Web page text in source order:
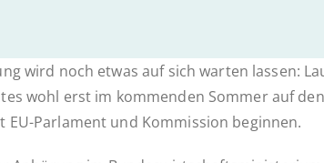
wird noch etwas auf sich warten lassen:
wohl erst im kom­men­den Sommer auf
EU-Par­la­­ment und Kom­mis­si­on beginnen.